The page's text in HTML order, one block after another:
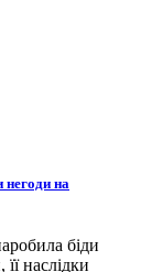
негоди на
біди
наслідки